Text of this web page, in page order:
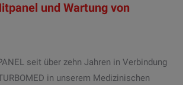
und Wartung von
seit über zehn Jahren in Verbindung
in unserem Medizinischen